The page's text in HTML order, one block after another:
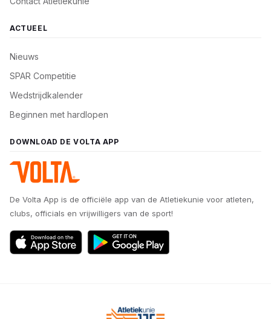
ACTUEEL
Nieuws
SPAR Competitie
Wedstrijdkalender
Beginnen met hardlopen
DOWNLOAD DE VOLTA APP
De Volta App is de officiële app van de Atletiekunie voor atleten,
clubs, officials en vrijwilligers van de sport!